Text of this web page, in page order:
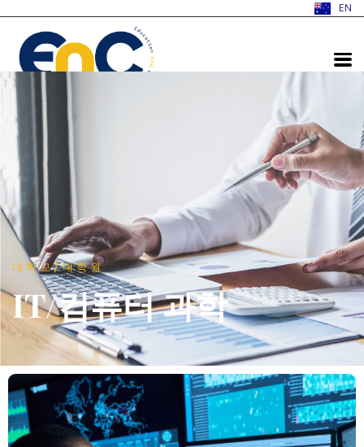
EN
네이버 블로그
대학교/대학원
IT/컴퓨터 과학